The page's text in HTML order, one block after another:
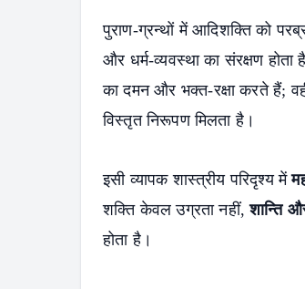
पुराण-ग्रन्थों में आदिशक्ति को
और धर्म-व्यवस्था का संरक्षण
का दमन और भक्त-रक्षा करते हैं;
विस्तृत निरूपण मिलता है।
इसी व्यापक शास्त्रीय परिदृश्य में
शक्ति केवल उग्रता नहीं,शान्ति
होता है।